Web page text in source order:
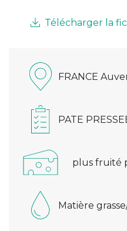
Télécharger la
FRANCE
PATE
plus fruité
Matière